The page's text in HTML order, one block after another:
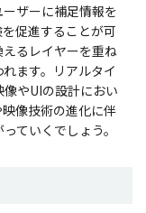
ザーに補足情報を
促進することが可
るレイヤーを重ね
ます。リアルタイ
やUIの設計におい
像技術の進化に伴
ていくでしょう。